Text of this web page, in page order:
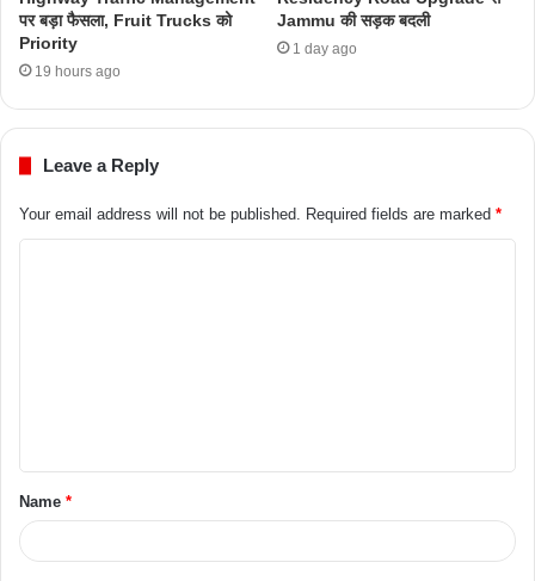
पर बड़ा फैसला, Fruit Trucks को
Priority
19 hours ago
Jammu की सड़क बदली
1 day ago
Leave a Reply
Your email address will not be published. Required fields are marked *
Name *